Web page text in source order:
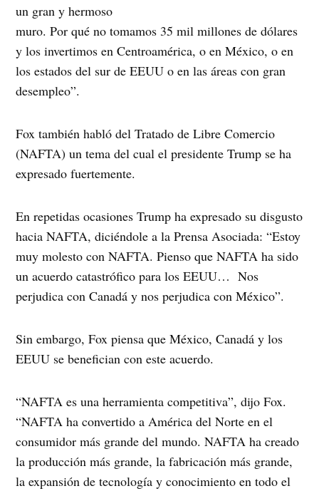
un gran y hermoso
muro. Por qué no tomamos 35 mil millones de dólares
y los invertimos en Centroamérica, o en México, o en
los estados del sur de EEUU o en las áreas con gran
desempleo”.
Fox también habló del Tratado de Libre Comercio
(NAFTA) un tema del cual el presidente Trump se ha
expresado fuertemente.
En repetidas ocasiones Trump ha expresado su disgusto
hacia NAFTA, diciéndole a la Prensa Asociada: “Estoy
muy molesto con NAFTA. Pienso que NAFTA ha sido
un acuerdo catastrófico para los EEUU… Nos
perjudica con Canadá y nos perjudica con México”.
Sin embargo, Fox piensa que México, Canadá y los
EEUU se benefician con este acuerdo.
“NAFTA es una herramienta competitiva”, dijo Fox.
“NAFTA ha convertido a América del Norte en el
consumidor más grande del mundo. NAFTA ha creado
la producción más grande, la fabricación más grande,
la expansión de tecnología y conocimiento en todo el